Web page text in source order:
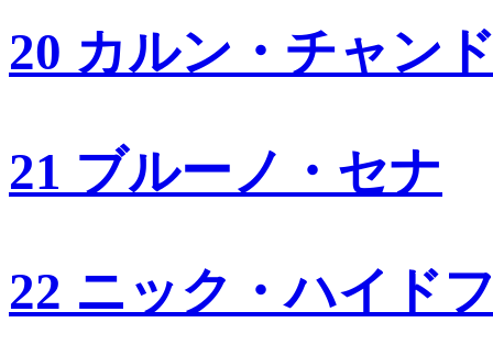
20 カルン・チャン
21 ブルーノ・セナ
22 ニック・ハイド